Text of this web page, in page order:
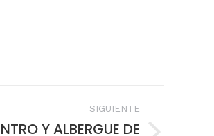
SIGUIENTE
Y ALBERGUE DE